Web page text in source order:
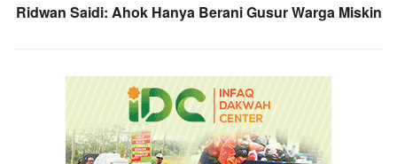
Ridwan Saidi: Ahok Hanya Berani Gusur Warga Miskin